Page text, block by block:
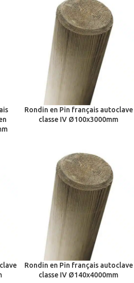
Rondin en Pin français autoclave
classe IV Ø100x3000mm
Rondin en Pin français autoclave
classe IV Ø140x4000mm